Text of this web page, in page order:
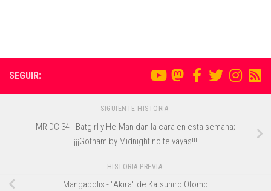
SEGUIR:
SIGUIENTE HISTORIA
MR DC 34 - Batgirl y He-Man dan la cara en esta semana;
¡¡¡Gotham by Midnight no te vayas!!!
HISTORIA PREVIA
Mangapolis - "Akira" de Katsuhiro Otomo